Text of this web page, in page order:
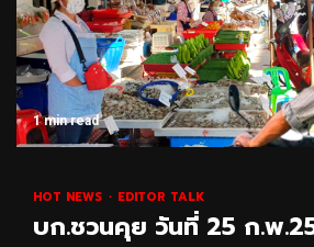
1 min read
HOT NEWS EDITOR TALK
บก.ชวนคุย วันที่ 25 ก.พ